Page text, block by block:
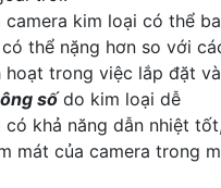
kim loại có thể
thể nặng hơn so với
hoạt trong việc lắp đặt và
sốdo kim loại dễ
khả năng dẫn nhiệt
mát của camera trong